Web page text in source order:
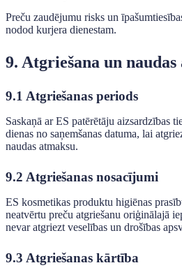
Preču zaudējumu risks un
nodod kurjera dienestam.
9. Atgriešana un naudas
9.1 Atgriešanas periods
Saskaņā ar ES patērētāju aizsardzības
dienas no saņemšanas datuma, lai
naudas atmaksu.
9.2 Atgriešanas nosacījumi
ES kosmetikas produktu higiēnas
neatvērtu preču atgriešanu oriģinālajā
nevar atgriezt veselības un drošības
9.3 Atgriešanas kārtība